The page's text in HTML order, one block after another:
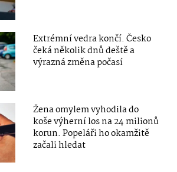
Extrémní vedra končí. Česko
čeká několik dnů deště a
výrazná změna počasí
Žena omylem vyhodila do
koše výherní los na 24 milionů
korun. Popeláři ho okamžitě
začali hledat